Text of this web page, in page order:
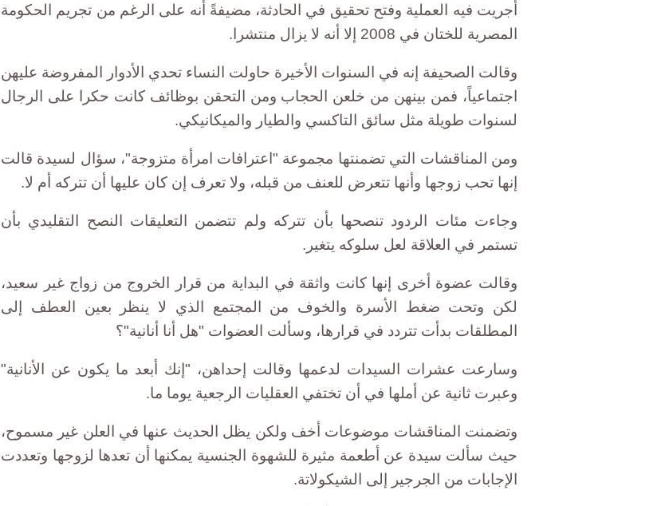
أجريت فيه العملية وفتح تحقيق في الحادثة، مضيفةً أنه على الرغم من تجريم الحكومة
المصرية للختان في 2008 إلا أنه لا يزال منتشرا.
وقالت الصحيفة إنه في السنوات الأخيرة حاولت النساء تحدي الأدوار المفروضة عليهن
اجتماعياً، فمن بينهن من خلعن الحجاب ومن التحقن بوظائف كانت حكرا على الرجال
لسنوات طويلة مثل سائق التاكسي والطيار والميكانيكي.
ومن المناقشات التي تضمنتها مجموعة "اعترافات امرأة متزوجة"، سؤال لسيدة قالت
إنها تحب زوجها وأنها تتعرض للعنف من قبله، ولا تعرف إن كان عليها أن تتركه أم لا.
وجاءت مئات الردود تنصحها بأن تتركه ولم تتضمن التعليقات النصح التقليدي بأن
تستمر في العلاقة لعل سلوكه يتغير.
وقالت عضوة أخرى إنها كانت واثقة في البداية من قرار الخروج من زواج غير سعيد،
لكن وتحت ضغط الأسرة والخوف من المجتمع الذي لا ينظر بعين العطف إلى
المطلقات بدأت تتردد في قرارها، وسألت العضوات "هل أنا أنانية"؟
وسارعت عشرات السيدات لدعمها وقالت إحداهن، "إنك أبعد ما يكون عن الأنانية"
وعبرت ثانية عن أملها في أن تختفي العقليات الرجعية يوما ما.
وتضمنت المناقشات موضوعات أخف ولكن يظل الحديث عنها في العلن غير مسموح،
حيث سألت سيدة عن أطعمة مثيرة للشهوة الجنسية يمكنها أن تعدها لزوجها وتعددت
الإجابات من الجرجير إلى الشيكولاتة.